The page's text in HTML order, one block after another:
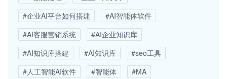
#企业AI平台如何搭建
#AI智能体软件
#AI客服营销系统
#AI企业知识库
#AI知识库搭建
#AI知识库
#seo工具
#人工智能AI软件
#智能体
#MA